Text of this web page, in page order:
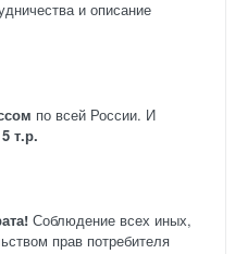
и описание
по всей России. И
т.р.
Соблюдение всех иных,
прав потребителя